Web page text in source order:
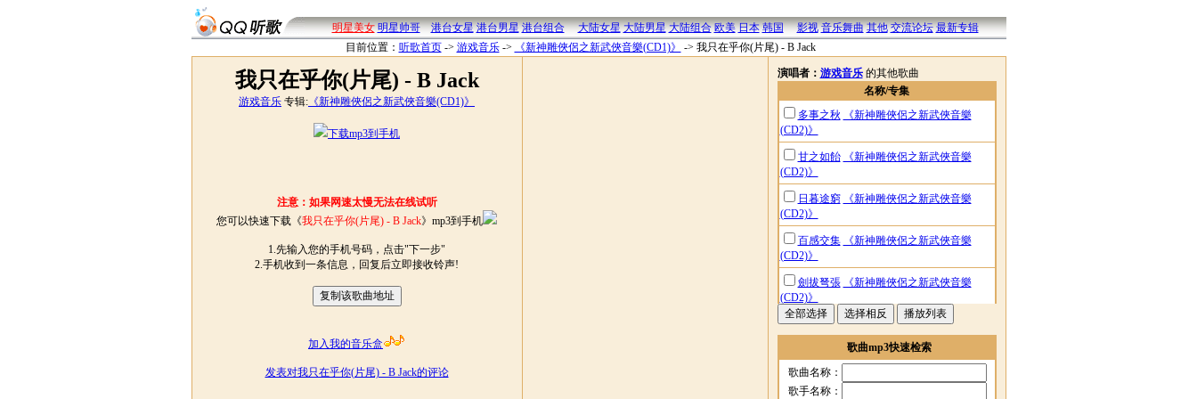
明星美女 明星帅哥 港台女星 港台男星 港台组合 大陆女星 大陆男星 大陆组合 欧美 日本 韩国 影视 音乐舞曲 其他 交流论坛 最新专辑
目前位置： 听歌首页 -> 游戏音乐 -> 《新神雕俠侶之新武俠音樂(CD1)》 -> 我只在乎你(片尾) - B Jack
我只在乎你(片尾) - B Jack
游戏音乐 专辑: 《新神雕俠侶之新武俠音樂(CD1)》
下载mp3到手机
注意：如果网速太慢无法在线试听
您可以快速下载《我只在乎你(片尾) - B Jack》mp3到手机
1.先输入您的手机号码，点击"下一步"
2.手机收到一条信息，回复后立即接收铃声!
加入我的音乐盒
发表对我只在乎你(片尾) - B Jack的评论
演唱者： 游戏音乐的其他歌曲
名称/专集
多事之秋
《新神雕俠侶之新武俠音樂
(CD2)》
甘之如飴
《新神雕俠侶之新武俠音樂
(CD2)》
日暮途窮
《新神雕俠侶之新武俠音樂
(CD2)》
百感交集
《新神雕俠侶之新武俠音樂
(CD2)》
劍拔弩張
《新神雕俠侶之新武俠音樂
(CD2)》
曉風殘月 《新神雕俠侶之新武俠音樂
石破天驚
《新神雕俠侶之新武俠音樂
(CD2)》
歌曲mp3快速检索
歌曲名称：
歌手名称：